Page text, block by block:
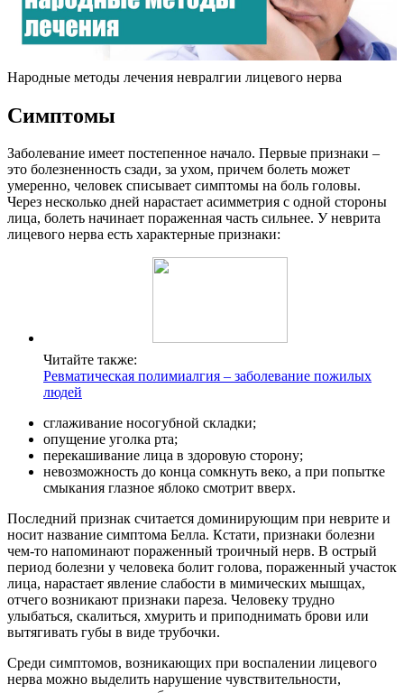
Народные методы лечения невралгии лицевого нерва
Симптомы
Заболевание имеет постепенное начало. Первые признаки –
это болезненность сзади, за ухом, причем болеть может
умеренно, человек списывает симптомы на боль головы.
Через несколько дней нарастает асимметрия с одной стороны
лица, болеть начинает пораженная часть сильнее. У неврита
лицевого нерва есть характерные признаки:
Читайте также:
Ревматическая полимиалгия – заболевание пожилых
людей
сглаживание носогубной складки;
опущение уголка рта;
перекашивание лица в здоровую сторону;
невозможность до конца сомкнуть веко, а при попытке
смыкания глазное яблоко смотрит вверх.
Последний признак считается доминирующим при неврите и
носит название симптома Белла. Кстати, признаки болезни
чем-то напоминают пораженный троичный нерв. В острый
период болезни у человека болит голова, пораженный участок
лица, нарастает явление слабости в мимических мышцах,
отчего возникают признаки пареза. Человеку трудно
улыбаться, скалиться, хмурить и приподнимать брови или
вытягивать губы в виде трубочки.
Среди симптомов, возникающих при воспалении лицевого
нерва можно выделить нарушение чувствительности,